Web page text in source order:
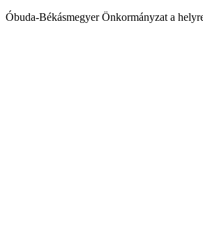
Óbuda-Békásmegyer Önkormányzat a